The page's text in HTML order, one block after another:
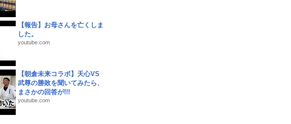
【報告】お母さんを亡くしま
した。
youtube.com
【朝倉未来コラボ】天心VS
武尊の勝敗を聞いてみたら、
まさかの回答が!!!
youtube.com